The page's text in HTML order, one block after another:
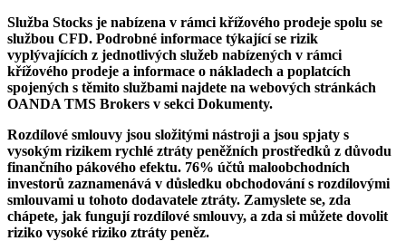
Služba Stocks je nabízena v rámci křížového prodeje spolu se
službou CFD. Podrobné informace týkající se rizik
vyplývajících z jednotlivých služeb nabízených v rámci
křížového prodeje a informace o nákladech a poplatcích
spojených s těmito službami najdete na webových stránkách
OANDA TMS Brokers v sekci Dokumenty.
Rozdílové smlouvy jsou složitými nástroji a jsou spjaty s
vysokým rizikem rychlé ztráty peněžních prostředků z důvodu
finančního pákového efektu. 76% účtů maloobchodních
investorů zaznamenává v důsledku obchodování s rozdílovými
smlouvami u tohoto dodavatele ztráty. Zamyslete se, zda
chápete, jak fungují rozdílové smlouvy, a zda si můžete dovolit
riziko vysoké riziko ztráty peněz.